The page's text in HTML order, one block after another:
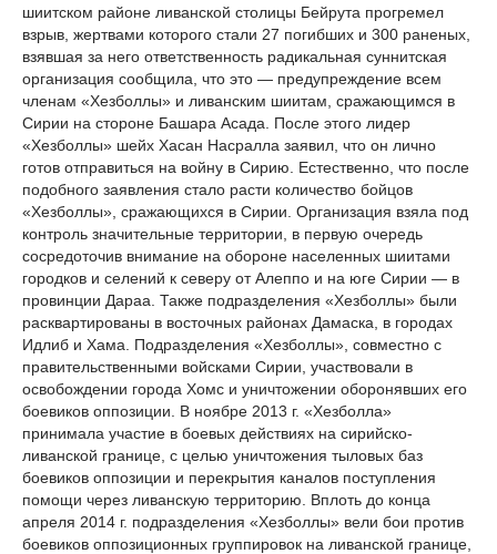
шиитском районе ливанской столицы Бейрута прогремел
взрыв, жертвами которого стали 27 погибших и 300 раненых,
взявшая за него ответственность радикальная суннитская
организация сообщила, что это — предупреждение всем
членам «Хезболлы» и ливанским шиитам, сражающимся в
Сирии на стороне Башара Асада. После этого лидер
«Хезболлы» шейх Хасан Насралла заявил, что он лично
готов отправиться на войну в Сирию. Естественно, что после
подобного заявления стало расти количество бойцов
«Хезболлы», сражающихся в Сирии. Организация взяла под
контроль значительные территории, в первую очередь
сосредоточив внимание на обороне населенных шиитами
городков и селений к северу от Алеппо и на юге Сирии — в
провинции Дараа. Также подразделения «Хезболлы» были
расквартированы в восточных районах Дамаска, в городах
Идлиб и Хама. Подразделения «Хезболлы», совместно с
правительственными войсками Сирии, участвовали в
освобождении города Хомс и уничтожении оборонявших его
боевиков оппозиции. В ноябре 2013 г. «Хезболла»
принимала участие в боевых действиях на сирийско-
ливанской границе, с целью уничтожения тыловых баз
боевиков оппозиции и перекрытия каналов поступления
помощи через ливанскую территорию. Вплоть до конца
апреля 2014 г. подразделения «Хезболлы» вели бои против
боевиков оппозиционных группировок на ливанской границе,